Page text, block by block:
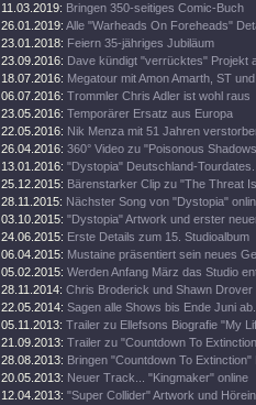
11.03.2019: Bringen 350-seitiges Comic-Buch
26.01.2019: Alle "Warheads On Foreheads"
23.01.2018: Feiern 35-jähriges Jubiläum
23.09.2016: Dave kündigt "verrücktes" Projekt
18.07.2016: Megatour mit Amon Amarth, ST
06.07.2016: Trommler Chris Adler ist wohl raus
23.05.2016: Temporärer Ersatz aus Europa
22.05.2016: Nik Menza mit 51 Jahren
26.04.2016: 360° Video zu "Poisonous
13.01.2016: "Dystopia" Deutschland-Tourdates.
25.12.2015: Bärenstarker Clip zu "The Threat
28.11.2015: Nächster Song von "Dystopia"
03.10.2015: "Dystopia" Artwork und erster
24.06.2015: Erste Details zum 15. Studioalbum
06.04.2015: Mustaine präsentiert sein neues
05.02.2015: Werden Anfang März das Studio
28.11.2014: Chris Broderick und Shawn
22.05.2014: Sagen alle Shows bis Ende Juni ab.
05.11.2013: Trailer zu Ellefsons Biografie "My
21.09.2013: Trailer zu "Countdown To
28.08.2013: Bringen "Countdown To Extinction"
20.05.2013: Neuer Track... "Kingmaker" online
12.04.2013: "Super Collider" Artwork und